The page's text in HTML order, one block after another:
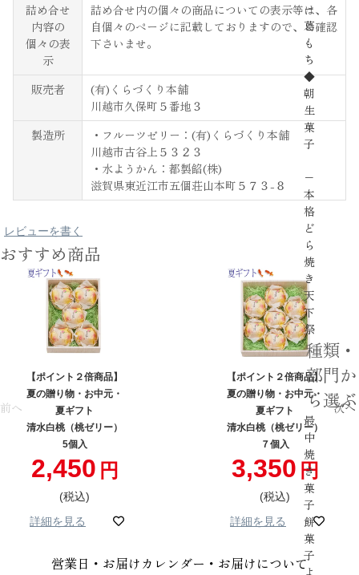
−
葛
も
ち
◆
朝
生
菓
子
−
本
格
ど
ら
焼
き
天
下
祭
種類・
部門か
ら選ぶ
最
中
焼
き
菓
子
餅
菓
子
詰め合せ
内容の
個々の表
示
詰め合せ内の個々の商品についての表示等は、各
自個々のページに記載しておりますので、ご確認
下さいませ。
販売者
(有)くらづくり本舗
川越市久保町５番地３
製造所
・フルーツゼリー：(有)くらづくり本舗
川越市古谷上５３２３
・水ようかん：都製餡(株)
滋賀県東近江市五個荘山本町５７３-８
レビューを書く
おすすめ商品
前へ
【ポイント２倍商品】
夏の贈り物・お中元・
夏ギフト
清水白桃（桃ゼリー）
5個入
2,450
税込
詳細を見る
【ポイント２倍商品】
夏の贈り物・お中元・
夏ギフト
清水白桃（桃ゼリー）
７個入
3,350
税込
詳細を見る
次へ
営業日・お届けカレンダー・お届けについて